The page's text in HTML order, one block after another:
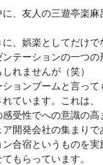
、友人の三遊亭楽麻
、娯楽としてだけで
テーションの一つの
れませんが（笑）
ョンブームと言って
ています。これは
受性でへの意識の高
開発会社の集まり
合宿というものを
もらっています。